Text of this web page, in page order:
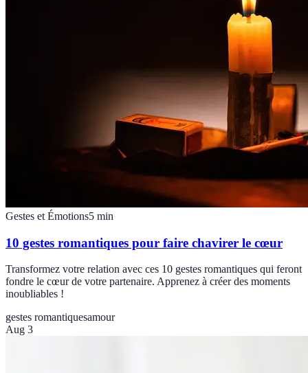
Gestes et Émotions5 min
10 gestes romantiques pour faire chavirer le cœur
Transformez votre relation avec ces 10 gestes romantiques qui feront
fondre le cœur de votre partenaire. Apprenez à créer des moments
inoubliables !
gestes romantiquesamour
Aug 3